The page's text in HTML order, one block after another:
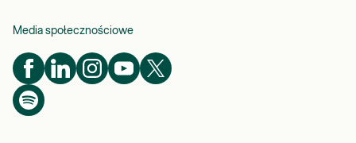
Media społecznościowe